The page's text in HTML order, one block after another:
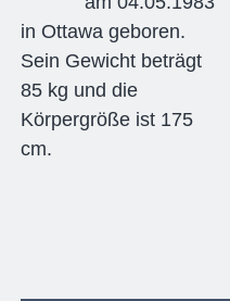
in Ottawa geboren.
Sein Gewicht beträgt
85 kg und die
Körpergröße ist 175
cm.